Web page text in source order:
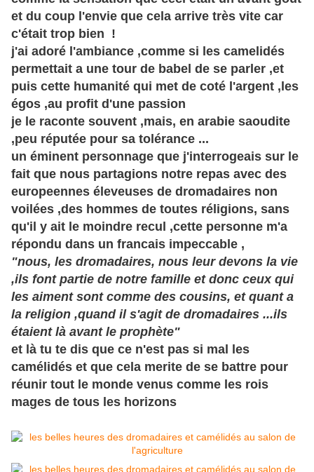
et du coup l'envie que cela arrive très vite car
c'était trop bien !
j'ai adoré l'ambiance ,comme si les camelidés
permettait a une tour de babel de se parler ,et
puis cette humanité qui met de coté l'argent ,les
égos ,au profit d'une passion
je le raconte souvent ,mais, en arabie saoudite
,peu réputée pour sa tolérance ...
un éminent personnage que j'interrogeais sur le
fait que nous partagions notre repas avec des
europeennes éleveuses de dromadaires non
voilées ,des hommes de toutes réligions, sans
qu'il y ait le moindre recul ,cette personne m'a
répondu dans un francais impeccable ,
"nous, les dromadaires, nous leur devons la vie
,ils font partie de notre famille et donc ceux qui
les aiment sont comme des cousins, et quant a
la religion ,quand il s'agit de dromadaires ...ils
étaient là avant le prophète"
et là tu te dis que ce n'est pas si mal les
camélidés et que cela merite de se battre pour
réunir tout le monde venus comme les rois
mages de tous les horizons